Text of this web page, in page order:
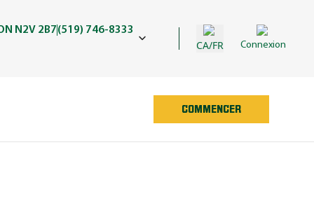
N2V 2B7(519) 746-8333
CA/FR Connexion
COMMENCER